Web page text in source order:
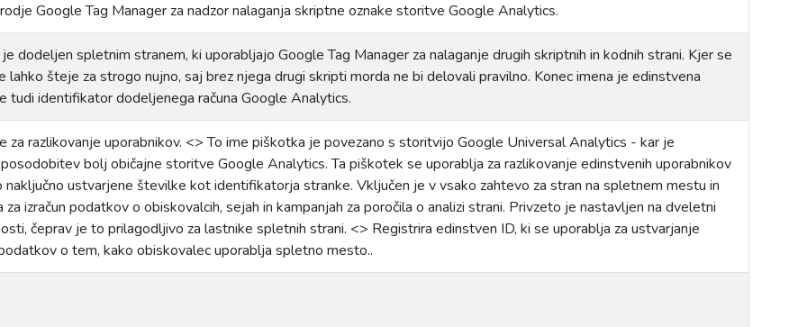
Google Tag Manager za nadzor nalaganja skriptne oznake storitve Google Analytics.
dodeljen spletnim stranem, ki uporabljajo Google Tag Manager za nalaganje drugih skriptnih in kodnih strani. Kjer se
lahko šteje za strogo nujno, saj brez njega drugi skripti morda ne bi delovali pravilno. Konec imena je edinstvena
tudi identifikator dodeljenega računa Google Analytics.
za razlikovanje uporabnikov. <> To ime piškotka je povezano s storitvijo Google Universal Analytics - kar je
bolj običajne storitve Google Analytics. Ta piškotek se uporablja za razlikovanje edinstvenih uporabnikov
ustvarjene številke kot identifikatorja stranke. Vključen je v vsako zahtevo za stran na spletnem mestu in
za izračun podatkov o obiskovalcih, sejah in kampanjah za poročila o analizi strani. Privzeto je nastavljen na dveletni
čeprav je to prilagodljivo za lastnike spletnih strani. <> Registrira edinstven ID, ki se uporablja za ustvarjanje
o tem, kako obiskovalec uporablja spletno mesto..